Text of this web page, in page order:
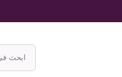
ابحث
في